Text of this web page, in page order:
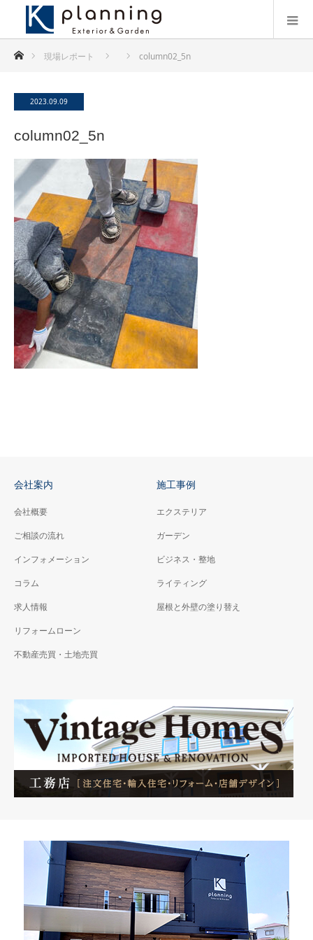
ホーム現場レポート column02_5n
2023.09.09
column02_5n
会社案内
会社概要
ご相談の流れ
インフォメーション
コラム
求人情報
リフォームローン
不動産売買・土地売買
施工事例
エクステリア
ガーデン
ビジネス・整地
ライティング
屋根と外壁の塗り替え